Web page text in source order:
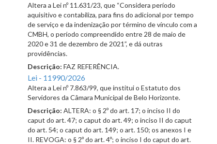
Altera a Lei nº 11.631/23, que “Considera período
aquisitivo e contabiliza, para fins do adicional por tempo
de serviço e da indenização por término de vínculo com a
CMBH, o período compreendido entre 28 de maio de
2020 e 31 de dezembro de 2021”, e dá outras
providências.
Descrição: FAZ REFERÊNCIA.
Lei - 11990/2026
Altera a Lei nº 7.863/99, que institui o Estatuto dos
Servidores da Câmara Municipal de Belo Horizonte.
Descrição: ALTERA: o § 2º do art. 17; o inciso II do
caput do art. 47; o caput do art. 49; o inciso II do caput
do art. 54; o caput do art. 149; o art. 150; os anexos I e
II. REVOGA: o § 2º do art. 4º; o inciso I do caput do art.